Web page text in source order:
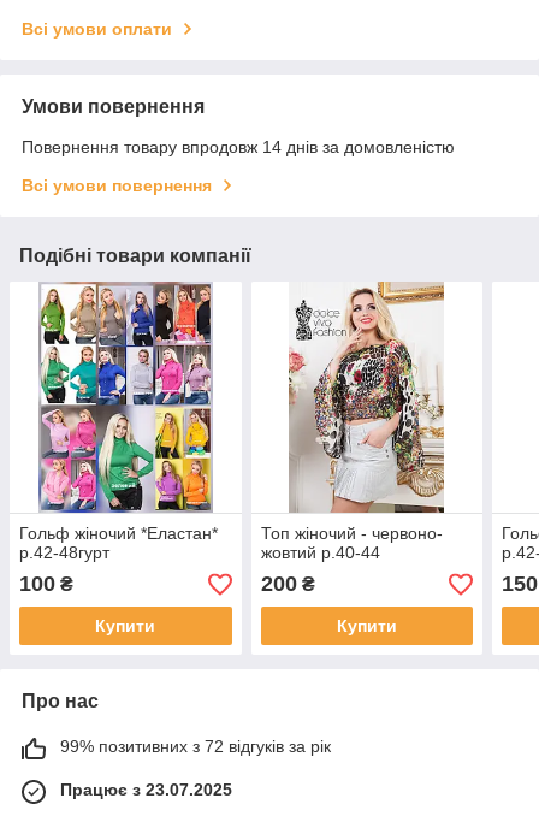
Всі умови оплати
Умови повернення
Повернення товару впродовж 14 днів за домовленістю
Всі умови повернення
Подібні товари компанії
Гольф жіночий *Еластан*
р.42-48гурт
100 ₴
Купити
Топ жіночий - червоно-
жовтий р.40-44
200₴
Купити
150
Про нас
99% позитивних з 72 відгуків за рік
Працює з 23.07.2025